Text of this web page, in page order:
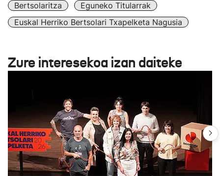
Bertsolaritza
Eguneko Titularrak
Euskal Herriko Bertsolari Txapelketa Nagusia
Zure interesekoa izan daiteke